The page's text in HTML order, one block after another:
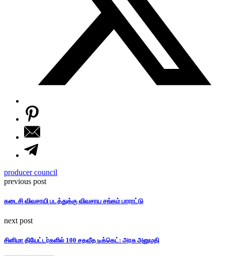
producer council
previous post
கடைசி விவசாயி படத்துக்கு விவசாய சங்கம் பாராட்டு
next post
சினிமா தியேட்டர்களில் 100 சதவீத டிக்கெட்: அரசு அனுமதி